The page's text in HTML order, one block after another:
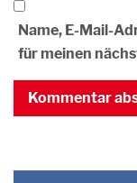
Name, E-Mail-
für meinen